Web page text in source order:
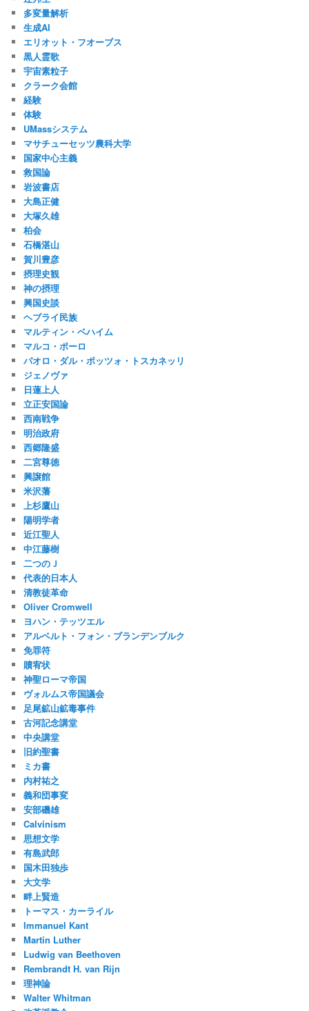
多変量解析
生成AI
エリオット・フオーブス
黒人霊歌
宇宙素粒子
クラーク会館
経験
体験
UMassシステム
マサチューセッツ農科大学
国家中心主義
救国論
岩波書店
大島正健
大塚久雄
柏会
石橋湛山
賀川豊彦
摂理史観
神の摂理
興国史談
ヘブライ民族
マルティン・ベハイム
マルコ・ポーロ
パオロ・ダル・ポッツォ・トスカネッリ
ジェノヴァ
日蓮上人
立正安国論
西南戦争
明治政府
西郷隆盛
二宮尊徳
興譲館
米沢藩
上杉鷹山
陽明学者
近江聖人
中江藤樹
二つのＪ
代表的日本人
清教徒革命
Oliver Cromwell
ヨハン・テッツエル
アルベルト・フォン・ブランデンブルク
免罪符
贖宥状
神聖ローマ帝国
ヴォルムス帝国議会
足尾鉱山鉱毒事件
古河記念講堂
中央講堂
旧約聖書
ミカ書
内村祐之
義和団事変
安部磯雄
Calvinism
思想文学
有島武郎
国木田独歩
大文学
畔上賢造
トーマス・カーライル
Immanuel Kant
Martin Luther
Ludwig van Beethoven
Rembrandt H. van Rijn
理神論
Walter Whitman